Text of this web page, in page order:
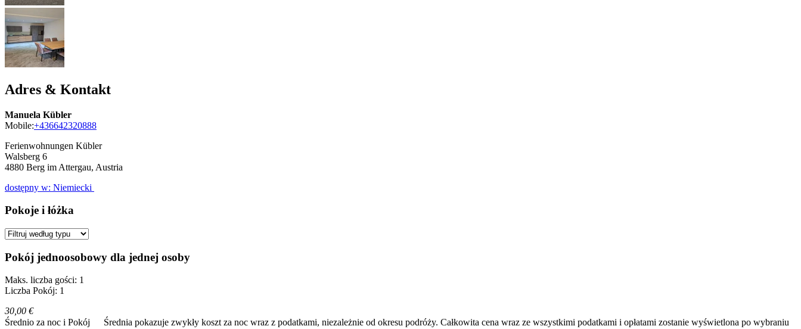
Adres & Kontakt
Manuela Kübler
Mobile:+436642320888
Ferienwohnungen Kübler
Walsberg 6
4880 Berg im Attergau, Austria
dostępny w: Niemiecki
Pokoje i łóżka
Pokój jednoosobowy dla jednej osoby
Maks. liczba gości: 1
Liczba Pokój: 1
30,00 €
Średnio za noc i Pokój
Średnia pokazuje zwykły koszt za noc wraz z podatkami, niezależnie od okresu podróży. Całkowita cena wraz ze wszystkimi podatkami i opłatami zostanie wyświetlona po wybraniu